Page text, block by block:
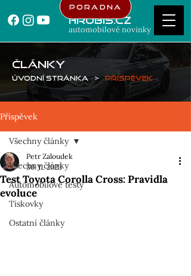
Hrubis.cz
automobilové novinky
Poradna
ČLÁNKY
Úvodní stránka > Příspěvek
Příspěvek
Všechny články
Automobilové testy
Tiskovky
Ostatní články
Všechny články
Test Toyota Corolla Cross: Pravidla
evoluce
Petr Zaloudek
30. 11. 2023